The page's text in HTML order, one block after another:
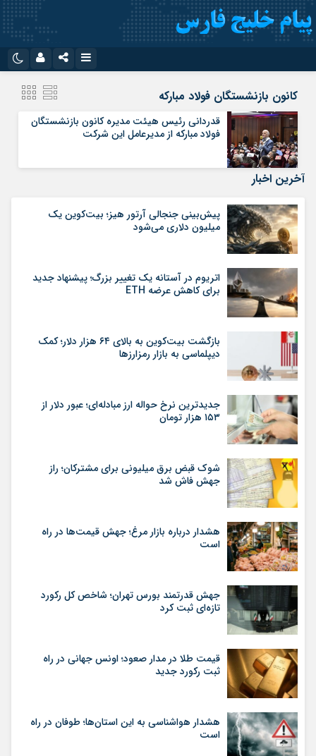
سروش
آپارات
اپلیکیشن رمز عبور
کانون بازنشستگان فولاد مبارکه
قدردانی رئیس هیئت مدیره کانون بازنشستگان
فولاد مبارکه از مدیرعامل این شرکت
آخرین اخبار
پیش‌بینی جنجالی آرتور هیز؛ بیت‌کوین یک
میلیون دلاری می‌شود
اتریوم در آستانه یک تغییر بزرگ؛ پیشنهاد جدید
برای کاهش عرضه ETH
بازگشت بیت‌کوین به بالای ۶۴ هزار دلار؛ کمک
دیپلماسی به بازار رمزارزها
جدیدترین نرخ حواله ارز مبادله‌ای؛ عبور دلار از
۱۵۳ هزار تومان
شوک قبض برق میلیونی برای مشترکان؛ راز
جهش فاش شد
هشدار درباره بازار مرغ؛ جهش قیمت‌ها در راه
است
جهش قدرتمند بورس تهران؛ شاخص کل رکورد
تازه‌ای ثبت کرد
قیمت طلا در مدار صعود؛ اونس جهانی در راه
ثبت رکورد جدید
هشدار هواشناسی به این استان‌ها؛ طوفان در راه
است